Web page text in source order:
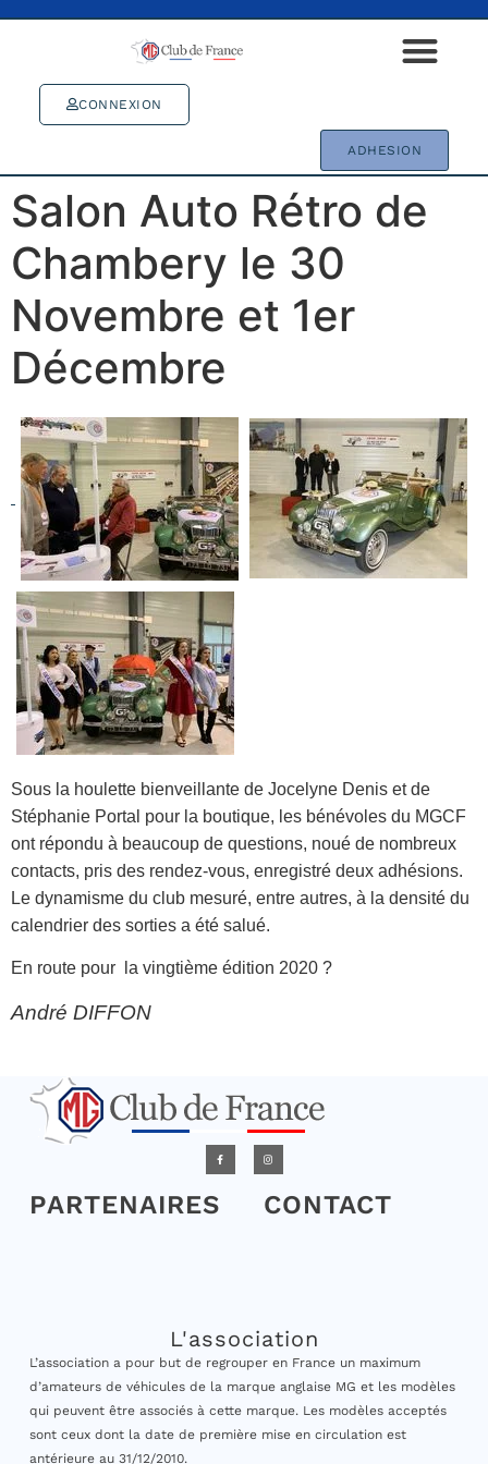
CONNEXION
ADHESION
Salon Auto Rétro de
Chambery le 30
Novembre et 1er
Décembre
Sous la houlette bienveillante de Jocelyne Denis et de
Stéphanie Portal pour la boutique, les bénévoles du MGCF
ont répondu à beaucoup de questions, noué de nombreux
contacts, pris des rendez-vous, enregistré deux adhésions.
Le dynamisme du club mesuré, entre autres, à la densité du
calendrier des sorties a été salué.
En route pour la vingtième édition 2020 ?
André DIFFON
PARTENAIRES CONTACT
L'association
L’association a pour but de regrouper en France un maximum
d’amateurs de véhicules de la marque anglaise MG et les modèles
qui peuvent être associés à cette marque. Les modèles acceptés
sont ceux dont la date de première mise en circulation est
antérieure au 31/12/2010.